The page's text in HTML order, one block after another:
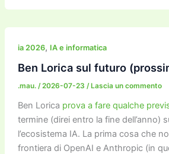
c
e
b
o
o
k
itt
er
ai
l
ai
l
st
o
o
n
e
ia 2026, IA e informatica
Ben Lorica sul futuro
.mau. /2026-07-23 / Lascia un commento
Ben Lorica prova a fare qualche
termine (direi entro la fine dell’anno)
l’ecosistema IA. La prima cosa che
frontiera di OpenAI e Anthropic (in